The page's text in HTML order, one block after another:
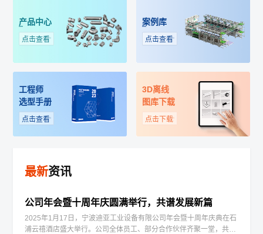
《迪亚画册》
公司简介 招贤纳士 新闻资讯
产品中心
点击查看
案例库
点击查看
工程师
选型手册
点击查看
3D离线
图库下载
点击下载
最新资讯
公司年会暨十周年庆圆满举行，共谱发展新篇
2025年1月17日，宁波迪亚工业设备有限公司年会暨十周年庆典在石
浦云禧酒店盛大举行。公司全体员工、部分合作伙伴齐聚一堂，共同